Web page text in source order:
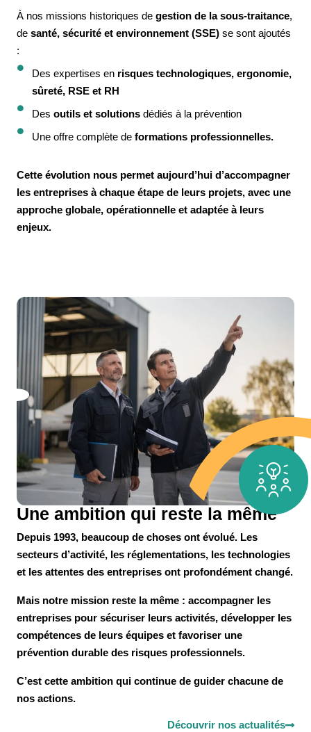
À nos missions historiques de gestion de la sous-traitance,
de santé, sécurité et environnement (SSE) se sont ajoutés
:
Des expertises en risques technologiques, ergonomie,
sûreté, RSE et RH
Desoutils et solutions dédiés à la prévention
Une offre complète deformations professionnelles.
Cette évolution nous permet aujourd’hui d’accompagner
les entreprises à chaque étape de leurs projets, avec une
approche globale, opérationnelle et adaptée à leurs
enjeux.
Une ambition qui reste la même
Depuis 1993, beaucoup de choses ont évolué. Les
secteurs d’activité, les réglementations, les technologies
et les attentes des entreprises ont profondément changé.
Mais notre mission reste la même : accompagner les
entreprises pour sécuriser leurs activités, développer les
compétences de leurs équipes et favoriser une
prévention durable des risques professionnels.
C’est cette ambition qui continue de guider chacune de
nos actions.
Découvrir nos actualités